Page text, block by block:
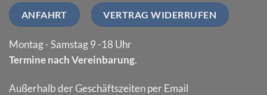
ANFAHRT VERTRAG WIDERRUFEN
Montag - Samstag 9 -18 Uhr
Termine nach Vereinbarung.
Außerhalb der Geschäftszeiten per Email